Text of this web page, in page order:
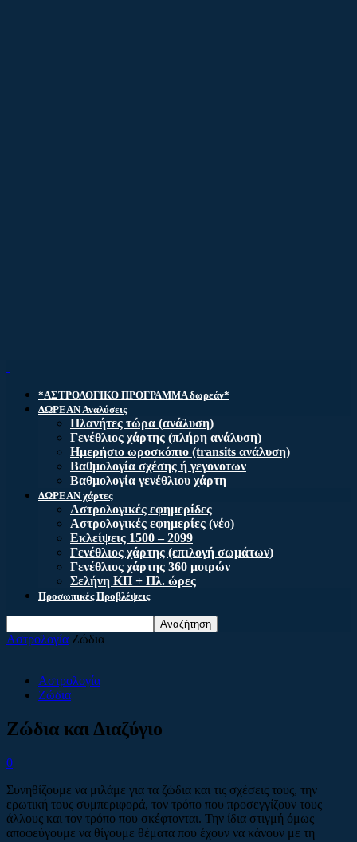
*ΑΣΤΡΟΛΟΓΙΚΟ ΠΡΟΓΡΑΜΜΑ δωρεάν*
ΔΩΡΕΑΝ Αναλύσεις
Πλανήτες τώρα (ανάλυση)
Γενέθλιος χάρτης (πλήρη ανάλυση)
Ημερήσιο ωροσκόπιο (transits ανάλυση)
Βαθμολογία σχέσης ή γεγονοτων
Βαθμολογία γενέθλιου χάρτη
ΔΩΡΕΑΝ χάρτες
Αστρολογικές εφημερίδες
Αστρολογικές εφημερίες (νέο)
Εκλείψεις 1500 – 2099
Γενέθλιος χάρτης (επιλογή σωμάτων)
Γενέθλιος χάρτης 360 μοιρών
Σελήνη ΚΠ + Πλ. ώρες
Προσωπικές Προβλέψεις
Αστρολογία Ζώδια
Αστρολογία
Ζώδια
Ζώδια και Διαζύγιο
0
Συνηθίζουμε να μιλάμε για τα ζώδια και τις σχέσεις τους, την
ερωτική τους συμπεριφορά, τον τρόπο που προσεγγίζουν τους
άλλους και τον τρόπο που σκέφτονται. Την ίδια στιγμή όμως
αποφεύγουμε να θίγουμε θέματα που έχουν να κάνουν με τη